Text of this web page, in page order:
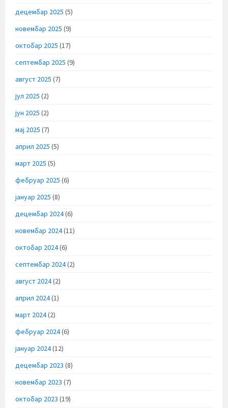
децембар 2025 (5)
новембар 2025 (9)
октобар 2025 (17)
септембар 2025 (9)
август 2025 (7)
јул 2025 (2)
јун 2025 (2)
мај 2025 (7)
април 2025 (5)
март 2025 (5)
фебруар 2025 (6)
јануар 2025 (8)
децембар 2024(6)
новембар 2024(11)
октобар 2024(6)
септембар 2024(2)
август 2024(2)
април 2024(1)
март 2024(2)
фебруар 2024(6)
јануар 2024(12)
децембар 2023 (8)
новембар 2023 (7)
октобар 2023 (19)